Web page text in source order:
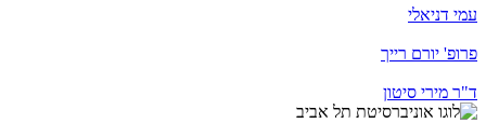
עמי דניאלי
פרופ' יורם רייך
ד"ר מירי סיטון